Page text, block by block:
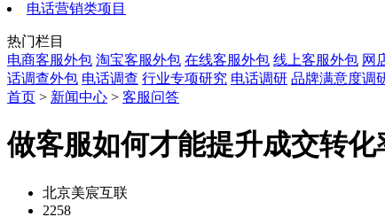
电话营销类项目
热门栏目
电商客服外包 淘宝客服外包 在线客服外包 线上客服外包 网
话调查外包 电话调查 行业专项研究 电话调研 品牌满意度调
首页 > 新闻中心 > 客服问答
做客服如何才能提升成交转化
北京美宸互联
2258